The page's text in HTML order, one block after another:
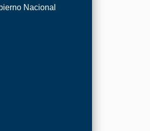
Nacional